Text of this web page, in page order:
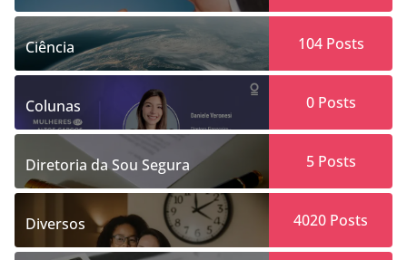
Ciência 104Posts
Colunas 0Posts
Diretoria da Sou Segura 5Posts
Diversos 4020 Posts